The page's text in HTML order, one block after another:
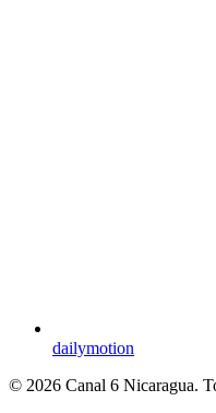
dailymotion
© 2026 Canal 6 Nicaragua.